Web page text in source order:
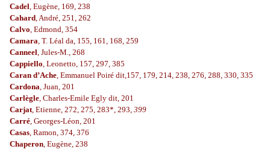
Cadel, Eugène, 169, 238
Cahard, André, 251, 262
Calvo, Edmond, 354
Camara, T. Léal da, 155, 161, 168, 259
Canneel, Jules-M., 268
Cappiello, Leonetto, 157, 297, 385
Caran d’Ache, Emmanuel Poiré dit,157, 179, 214, 238, 276, 288, 330, 335
Cardona, Juan, 201
Carlègle, Charles-Emile Egly dit, 201
Carjat, Etienne, 272, 275, 283*, 293, 399
Carré, Georges-Léon, 201
Casas, Ramon, 374, 376
Chaperon, Eugène, 238